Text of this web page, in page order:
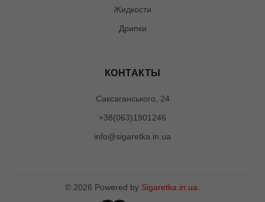
Жидкости
Дрипки
КОНТАКТЫ
Саксаганського, 24
+38(063)1901246
info@sigaretka.in.ua
© 2026 Powered by Sigaretka.in.ua.